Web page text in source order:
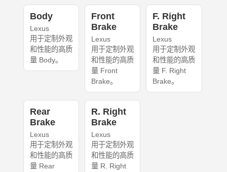
Body
Lexus
用于定制外观
和性能的高质
量 Body。
Front
Brake
Lexus
用于定制外观
和性能的高质
量 Front
Brake。
F. Right
Brake
Lexus
用于定制外观
和性能的高质
量 F. Right
Brake。
Rear
Brake
Lexus
用于定制外观
和性能的高质
量 Rear
R. Right
Brake
Lexus
用于定制外观
和性能的高质
量 R. Right